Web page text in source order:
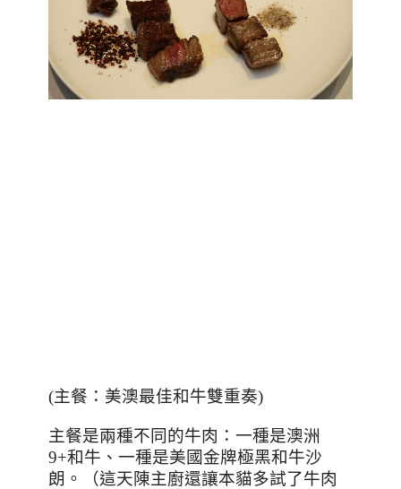
(主餐：美澳最佳和牛雙重奏)
主餐是兩種不同的牛肉：一種是澳洲
9+和牛、一種是美國金牌極黑和牛沙
朗。（這天陳主廚還讓本貓多試了牛肉